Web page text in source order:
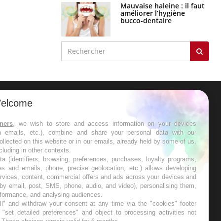
Mauvaise haleine : il faut
améliorer l’hygiène
bucco-dentaire
les semaines les meilleures
, we wish to store and access information on your devices
emails, etc.), combine and share your personal data with our
on this website or in our emails, already held by some of us,
in other contexts.
(identifiers, browsing, preferences, purchases, loyalty programs,
and emails, phone, precise geolocation, etc.) allows developing
content, commercial offers and ads across your devices and
email, post, SMS, phone, audio, and video), personalising them,
and analysing audiences.
and withdraw your consent at any time via the "cookies" footer
detailed preferences" and object to processing activities not